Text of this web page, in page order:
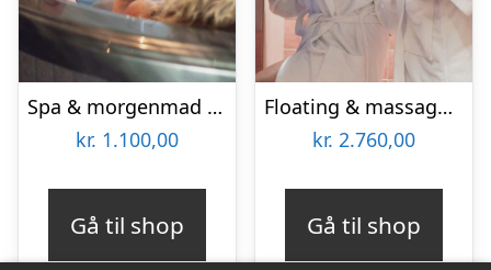
Spa & morgenmad for 2 hos Hotel BramslevGaard
kr. 1.100,00
Gå til shop
Floating & massage for 2 hos Copenhagen Float
kr. 2.760,00
Gå til shop